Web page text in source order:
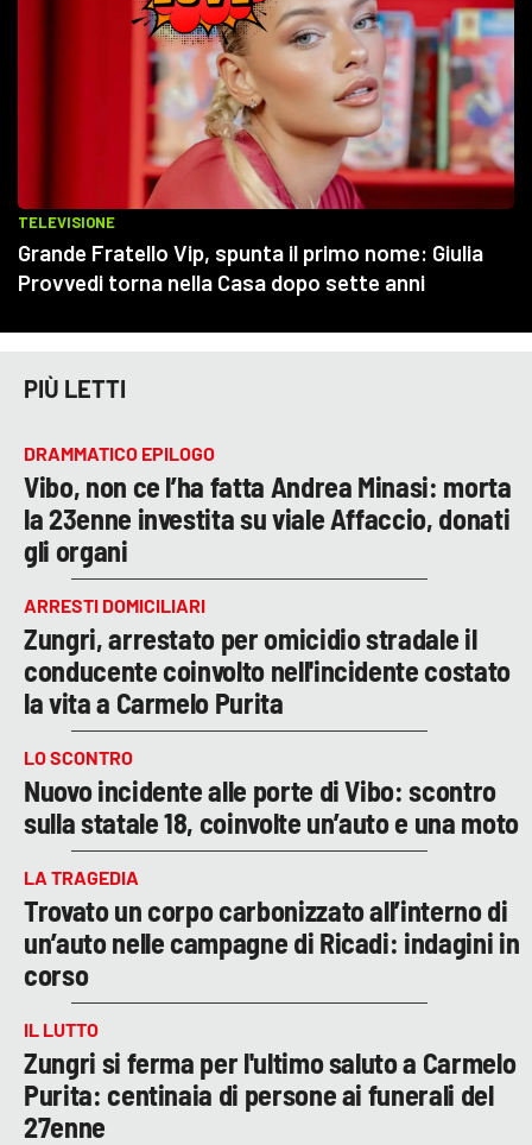
PIÙ LETTI
DRAMMATICO EPILOGO
Vibo, non ce l’ha fatta Andrea Minasi: morta
la 23enne investita su viale Affaccio, donati
gli organi
ARRESTI DOMICILIARI
Zungri, arrestato per omicidio stradale il
conducente coinvolto nell'incidente costato
la vita a Carmelo Purita
LO SCONTRO
Nuovo incidente alle porte di Vibo: scontro
sulla statale 18, coinvolte un’auto e una moto
LA TRAGEDIA
Trovato un corpo carbonizzato all’interno di
un’auto nelle campagne di Ricadi: indagini in
corso
IL LUTTO
Zungri si ferma per l'ultimo saluto a Carmelo
Purita: centinaia di persone ai funerali del
27enne